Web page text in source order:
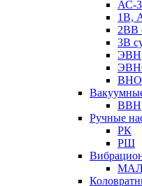
АС-
1В,
2ВВ
3В
ЭВН
ВНО
ВВН
Ручные
РК
РШ